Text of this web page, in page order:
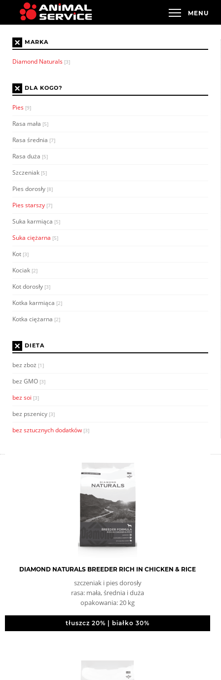
× MARKA
Diamond Naturals [3]
× DLA KOGO?
Pies [9]
Rasa mała [5]
Rasa średnia [7]
Rasa duża [5]
Szczeniak [5]
Pies dorosły [8]
Pies starszy [7]
Suka karmiąca [5]
Suka ciężarna [5]
Kot [3]
Kociak [2]
Kot dorosły [3]
Kotka karmiąca [2]
Kotka ciężarna [2]
× DIETA
bez zboż [1]
bez GMO [3]
bez soi [3]
bez pszenicy [3]
bez sztucznych dodatków [3]
DIAMOND NATURALS BREEDER RICH IN CHICKEN & RICE
szczeniak i pies dorosły
rasa: mała, średnia i duża
opakowania: 20 kg
tłuszcz 20% | białko 30%